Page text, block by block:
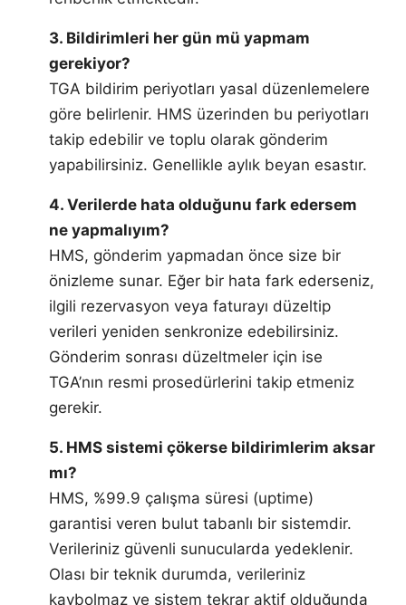
3. Bildirimleri her gün mü yapmam
gerekiyor?
TGA bildirim periyotları yasal düzenlemelere
göre belirlenir. HMS üzerinden bu periyotları
takip edebilir ve toplu olarak gönderim
yapabilirsiniz. Genellikle aylık beyan esastır.
4. Verilerde hata olduğunu fark edersem
ne yapmalıyım?
HMS, gönderim yapmadan önce size bir
önizleme sunar. Eğer bir hata fark ederseniz,
ilgili rezervasyon veya faturayı düzeltip
verileri yeniden senkronize edebilirsiniz.
Gönderim sonrası düzeltmeler için ise
TGA’nın resmi prosedürlerini takip etmeniz
gerekir.
5. HMS sistemi çökerse bildirimlerim aksar
mı?
HMS, %99.9 çalışma süresi (uptime)
garantisi veren bulut tabanlı bir sistemdir.
Verileriniz güvenli sunucularda yedeklenir.
Olası bir teknik durumda, verileriniz
kaybolmaz ve sistem tekrar aktif olduğunda